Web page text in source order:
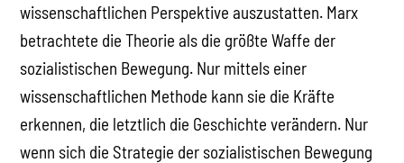
wissenschaftlichen Perspektive auszustatten. Marx
betrachtete die Theorie als die größte Waffe der
sozialistischen Bewegung. Nur mittels einer
wissenschaftlichen Methode kann sie die Kräfte
erkennen, die letztlich die Geschichte verändern. Nur
wenn sich die Strategie der sozialistischen Bewegung